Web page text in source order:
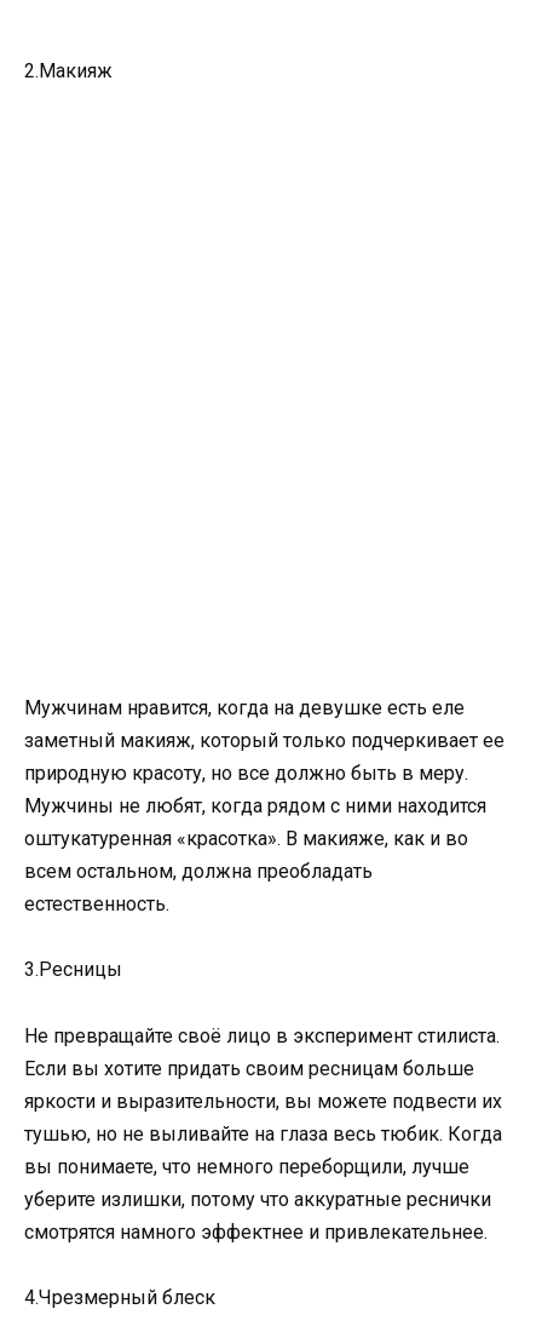
2.Макияж
Мужчинам нравится, когда на девушке есть еле
заметный макияж, который только подчеркивает ее
природную красоту, но все должно быть в меру.
Мужчины не любят, когда рядом с ними находится
оштукатуренная «красотка». В макияже, как и во
всем остальном, должна преобладать
естественность.
3.Ресницы
Не превращайте своё лицо в эксперимент стилиста.
Если вы хотите придать своим ресницам больше
яркости и выразительности, вы можете подвести их
тушью, но не выливайте на глаза весь тюбик. Когда
вы понимаете, что немного переборщили, лучше
уберите излишки, потому что аккуратные реснички
смотрятся намного эффектнее и привлекательнее.
4.Чрезмерный блеск